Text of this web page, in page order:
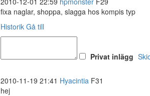
fixa naglar, shoppa, slagga hos kompis typ
Historik Gå till
Privat inlägg
2010-11-19 21:41 Hyacintia F31
hej